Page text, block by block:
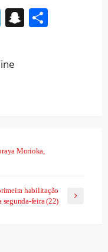
Telegram
Snapchat
Morioka,
habilitação
segunda-feira (22)